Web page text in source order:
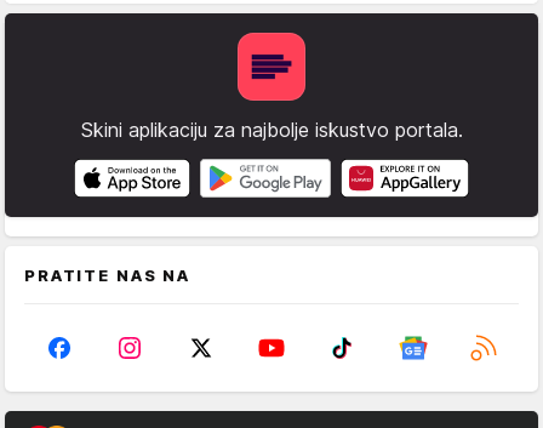
Skini aplikaciju za najbolje iskustvo portala.
PRATITE NAS NA